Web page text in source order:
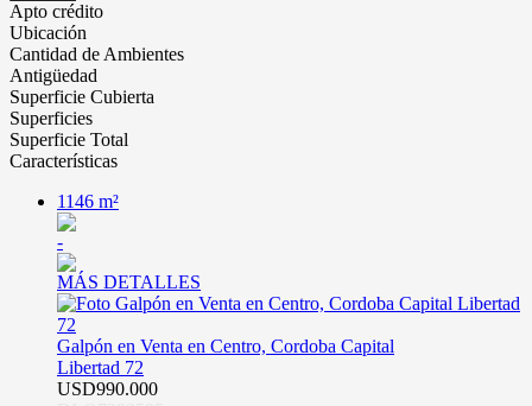
Apto crédito
Ubicación
Cantidad de Ambientes
Antigüedad
Superficie Cubierta
Superficies
Superficie Total
Características
1146 m²
-
MÁS DETALLES
Galpón en Venta en Centro, Cordoba Capital
Libertad 72
USD990.000